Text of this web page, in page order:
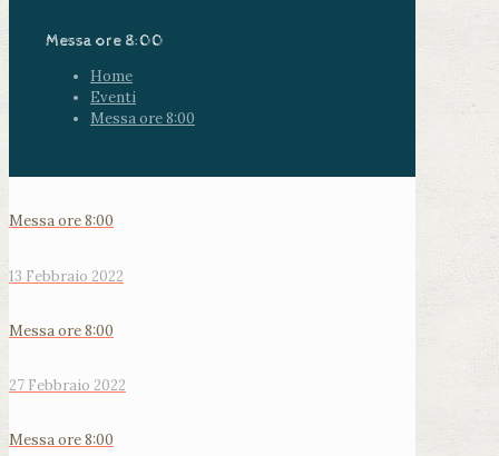
Messa ore 8:00
Home
Eventi
Messa ore 8:00
Messa ore 8:00
13 Febbraio 2022
Messa ore 8:00
27 Febbraio 2022
Messa ore 8:00